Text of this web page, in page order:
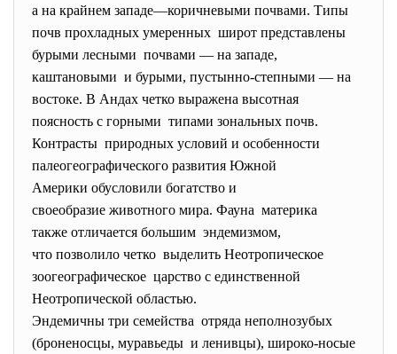
а на крайнем западе—коричневыми почвами. Типы
почв прохладных умеренных широт представлены
бурыми лесными почвами — на западе,
каштановыми и бурыми, пустынно-степными — на
востоке. В Андах четко выражена высотная
поясность с горными типами зональных почв.
Контрасты природных условий и особенности
палеогеографического развития Южной
Америки обусловили богатство и
своеобразие животного мира. Фауна материка
также отличается большим эндемизмом,
что позволило четко выделить Неотропическое
зоогеографическое царство с единственной
Неотропической областью.
Эндемичны три семейства отряда неполнозубых
(броненосцы, муравьеды и ленивцы), широко-носые